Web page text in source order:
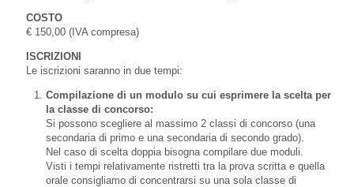
COSTO
€ 150,00 (IVA compresa)
ISCRIZIONI
Le iscrizioni saranno in due tempi:
Compilazione di un modulo su cui esprimere la scelta per
la classe di concorso:
Si possono scegliere al massimo 2 classi di concorso (una
secondaria di primo e una secondaria di secondo grado).
Nel caso di scelta doppia bisogna compilare due moduli.
Visti i tempi relativamente ristretti tra la prova scritta e quella
orale consigliamo di concentrarsi su una sola classe di